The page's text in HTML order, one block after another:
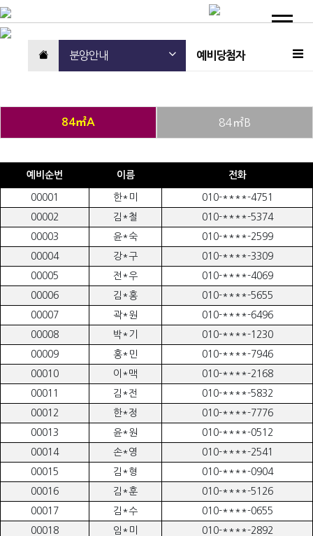
분양안내
분양안내 예비당첨자
84㎡A 84㎡B
예비순번 이름 전화
00001 한*미
010-****-4751
00002
김*철
010-****-5374
00003
윤*숙
010-****-2599
00004
강*구
010-****-3309
00005
전*우
010-****-4069
00006
김*홍
010-****-5655
00007
곽*원
010-****-6496
00008
박*기
010-****-1230
00009
홍*민
010-****-7946
00010
이*맥
010-****-2168
00011
김*전
010-****-5832
00012
한*정
010-****-7776
00013
윤*원
010-****-0512
00014
손*영
010-****-2541
00015
김*형
010-****-0904
00016
김*훈
010-****-5126
00017
김*수
010-****-0655
00018
임*미
010-****-2892